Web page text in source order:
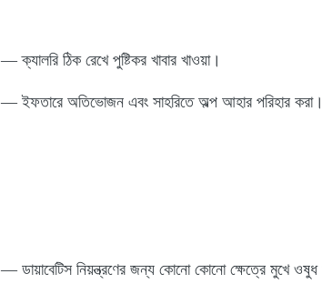
— ক্যালরি ঠিক রেখে পুষ্টিকর খাবার খাওয়া।
— ইফতারে অতিভোজন এবং সাহরিতে অল্প আহার পরিহার করা।
— ডায়াবেটিস নিয়ন্ত্রণের জন্য কোনো কোনো ক্ষেত্রে মুখে